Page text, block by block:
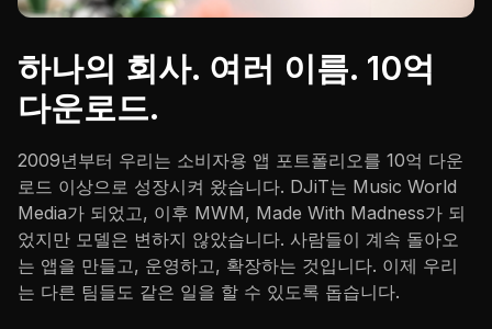
하나의 회사. 여러 이름. 10억
다운로드.
2009년부터 우리는 소비자용 앱 포트폴리오를 10억 다운
로드 이상으로 성장시켜 왔습니다. DJiT는 Music World
Media가 되었고, 이후 MWM, Made With Madness가 되
었지만 모델은 변하지 않았습니다. 사람들이 계속 돌아오
는 앱을 만들고, 운영하고, 확장하는 것입니다. 이제 우리
는 다른 팀들도 같은 일을 할 수 있도록 돕습니다.